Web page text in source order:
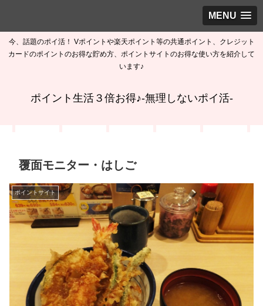
MENU
今、話題のポイ活！ Vポイントや楽天ポイント等の共通ポイント、クレジット
カードのポイントのお得な貯め方、ポイントサイトのお得な使い方を紹介して
います♪
ポイント生活３倍お得♪-無理しないポイ活-
覆面モニター・はしご
ポイントサイト